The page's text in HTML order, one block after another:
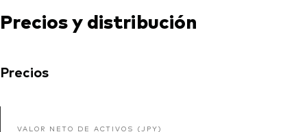
Precios y distribución
Precios
VALOR NETO DE ACTIVOS (JPY)